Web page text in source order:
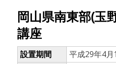
岡山県南東部(玉
講座
設置期間
平成29年4